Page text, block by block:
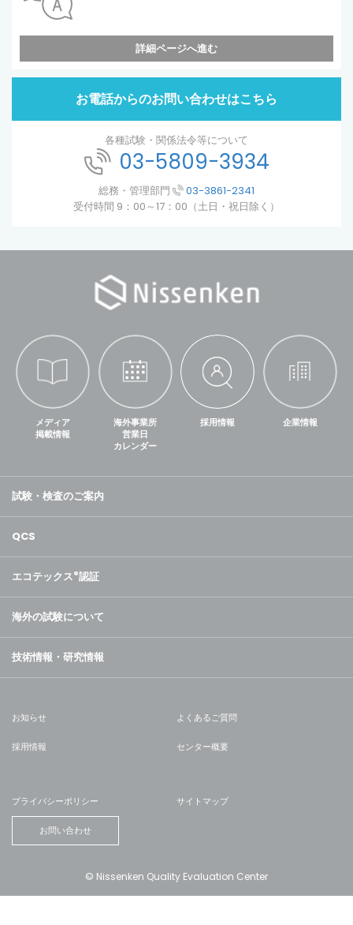
詳細ページへ進む
お電話からのお問い合わせはこちら
各種試験・関係法令等について
03-5809-3934
総務・管理部門
03-3861-2341
受付時間 9：00～17：00（土日・祝日除く）
メディア
掲載情報
海外事業所
営業日
カレンダー
採用情報 企業情報
試験・検査のご案内
QCS
エコテックス®認証
海外の試験について
技術情報・研究情報
お知らせ よくあるご質問
採用情報 センター概要
プライバシーポリシー サイトマップ
お問い合わせ
© Nissenken Quality Evaluation Center